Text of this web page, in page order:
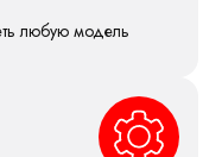
любую модель